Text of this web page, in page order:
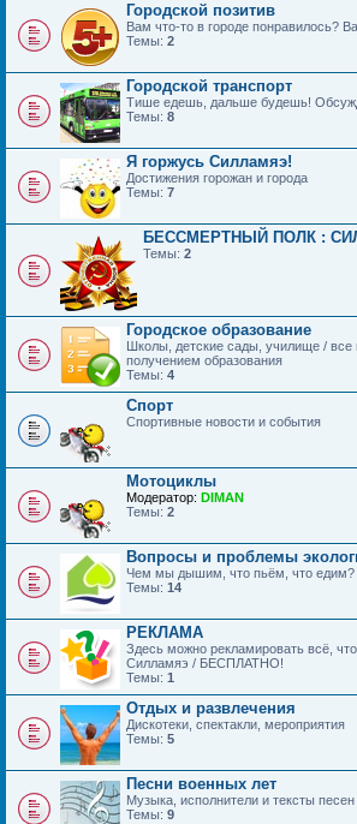
Городской позитив
Вам что-то в городе понравилось?
Темы: 2
Городской транспорт
Тише едешь, дальше будешь!
Темы: 8
Я горжусь Силламяэ!
Достижения горожан и города
Темы: 7
БЕССМЕРТНЫЙ ПОЛК :
Темы: 2
Городское образование
Школы, детские сады, училище / все
получением образования
Темы: 4
Спорт
Спортивные новости и события
Мотоциклы
Модератор: DIMAN
Темы: 2
Вопросы и проблемы
Чем мы дышим, что пьём, что едим?
Темы: 14
РЕКЛАМА
Здесь можно рекламировать всё,
Силламяэ / БЕСПЛАТНО!
Темы: 1
Отдых и развлечения
Дискотеки, спектакли, мероприятия
Темы: 5
Песни военных лет
Музыка, исполнители и тексты песен
Темы: 9